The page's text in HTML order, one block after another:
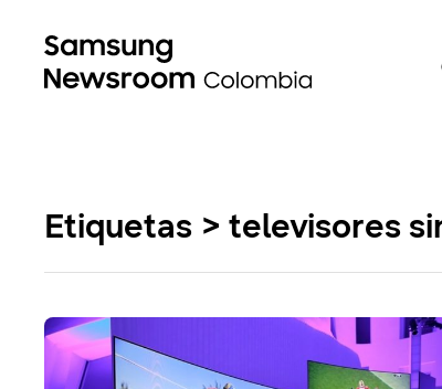
Etiquetas > televisores